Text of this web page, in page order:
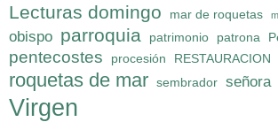
Lecturas domingo mar de roquetas
obispo parroquia patrimonio patrona
pentecostes procesión RESTAURACION
roquetas de mar sembrador señora
Virgen